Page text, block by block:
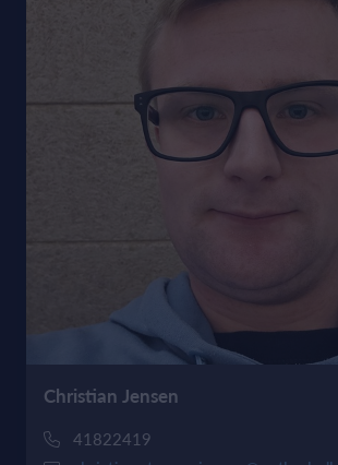
Christian Jensen
41822419